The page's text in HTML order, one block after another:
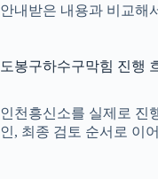
안내받은 내용과 비교해
도봉구하수구막힘 진행
인천흥신소를 실제로 진
인, 최종 검토 순서로 이